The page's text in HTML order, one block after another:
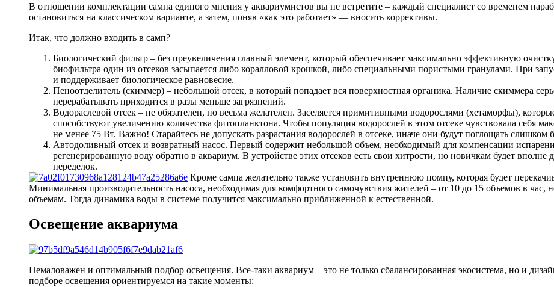
В отношении комплектации сампа единого мнения у аквариумистов вы не встретите – каждый специалист со временем
остановиться на классическом варианте, а затем, поняв «как это работает» — вносить коррективы.
Итак, что должно входить в самп?
Биологический фильтр – без преувеличения главный элемент, который обеспечивает максимально эффективную
биофильтра один из отсеков засыпается либо коралловой крошкой, либо специальными пористыми гранулами. При
и поддерживает биологическое равновесие.
Пеноотделитель (скиммер) – небольшой отсек, в который попадает вся поверхностная органика. Наличие скиммера
перерабатывать приходится в разы меньше загрязнений.
Водораслевой отсек – не обязателен, но весьма желателен. Заселяется примитивными водорослями (хетаморфы),
способствуют увеличению количества фитопланктона. Чтобы популяция водорослей в этом отсеке чувствовала себя
не менее 75 Вт. Важно! Старайтесь не допускать разрастания водорослей в отсеке, иначе они будут поглощать
Автодоливный отсек и возвратный насос. Первый содержит небольшой объем, необходимый для компенсации
регенерированную воду обратно в аквариум. В устройстве этих отсеков есть свои хитрости, но новичкам будет вполне
переделок.
Кроме сампа желательно также установить внутреннюю помпу, которая будет
Минимальная производительность насоса, необходимая для комфортного самочувствия жителей – от 10 до 15 объемов в час,
объемам. Тогда динамика воды в системе получится максимально приближенной к естественной.
Освещение аквариума
Немаловажен и оптимальный подбор освещения. Все-таки аквариум – это не только сбалансированная экосистема, но и
подборе освещения ориентируемся на такие моменты: